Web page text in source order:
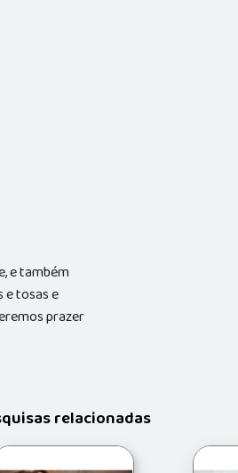
e também
e tosas e
prazer
relacionadas